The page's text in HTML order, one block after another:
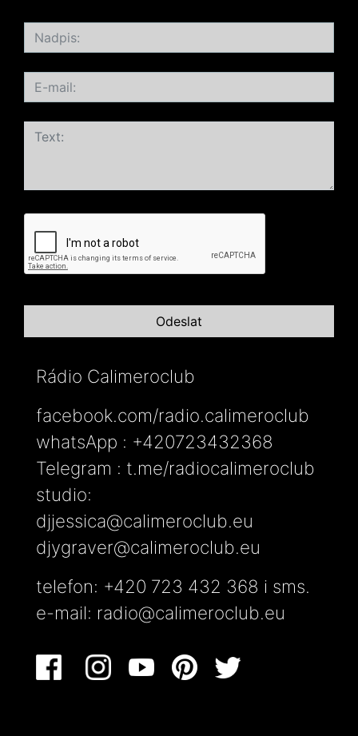
Rádio Calimeroclub
facebook.com/radio.calimeroclub
whatsApp : +420723432368
Telegram : t.me/radiocalimeroclub
studio:
djjessica@calimeroclub.eu
djygraver@calimeroclub.eu
telefon: +420 723 432 368 i sms.
e-mail: radio@calimeroclub.eu